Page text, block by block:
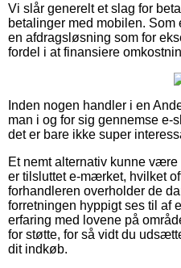
Vi slår generelt et slag for
betalinger med mobilen.
en afdragsløsning som for
fordel i at finansiere
Inden nogen handler i en
man i og for sig gennemse e-
det er bare ikke super
Et nemt alternativ kunne
er tilsluttet e-mærket, hvilket
forhandleren overholder de
forretningen hyppigt ses til af
erfaring med lovene på
for støtte, for så vidt du
dit indkøb.